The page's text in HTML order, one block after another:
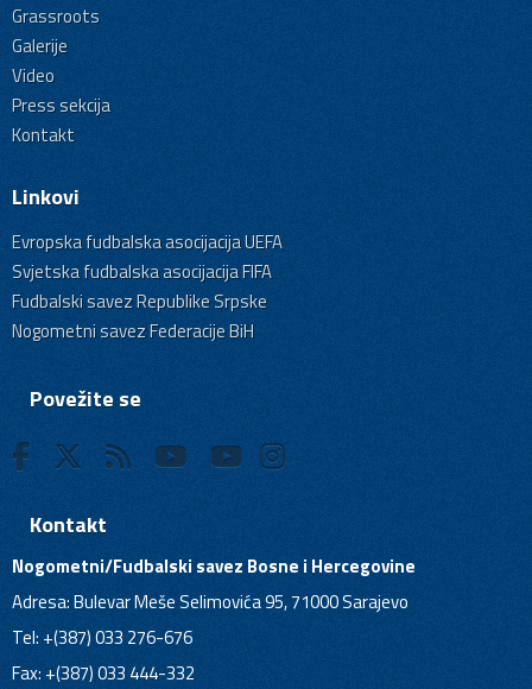
Grassroots
Galerije
Video
Press sekcija
Kontakt
Linkovi
Evropska fudbalska asocijacija UEFA
Svjetska fudbalska asocijacija FIFA
Fudbalski savez Republike Srpske
Nogometni savez Federacije BiH
Povežite se
Kontakt
Nogometni/Fudbalski savez Bosne i Hercegovine
Adresa: Bulevar Meše Selimovića 95, 71000 Sarajevo
Tel: +(387) 033 276-676
Fax: +(387) 033 444-332